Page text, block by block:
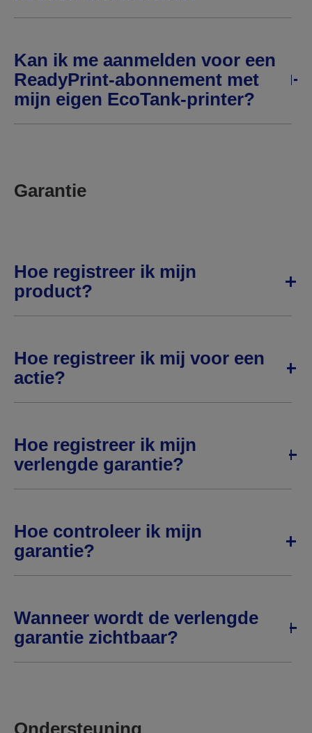
Kan ik me aanmelden voor een
ReadyPrint-abonnement met
mijn eigen EcoTank-printer?
Garantie
Hoe registreer ik mijn
product?
Hoe registreer ik mij voor een
actie?
Hoe registreer ik mijn
verlengde garantie?
Hoe controleer ik mijn
garantie?
Wanneer wordt de verlengde
garantie zichtbaar?
Ondersteuning